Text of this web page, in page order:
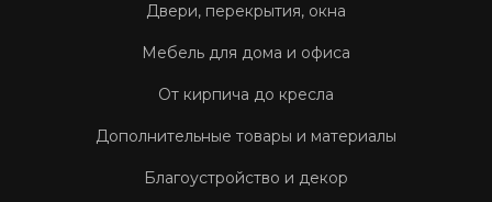
Двери, перекрытия, окна
Мебель для дома и офиса
От кирпича до кресла
Дополнительные товары и материалы
Благоустройство и декор